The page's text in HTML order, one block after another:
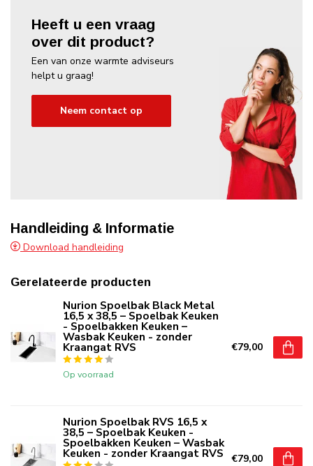
Heeft u een vraag
over dit product?
Een van onze warmte adviseurs
helpt u graag!
Neem contact op
Handleiding & Informatie
Download handleiding
Gerelateerde producten
Nurion Spoelbak Black Metal
16,5 x 38,5 – Spoelbak Keuken
- Spoelbakken Keuken –
Wasbak Keuken - zonder
Kraangat RVS
Op voorraad
€79,00
Nurion Spoelbak RVS 16,5 x
38,5 – Spoelbak Keuken -
Spoelbakken Keuken – Wasbak
Keuken - zonder Kraangat RVS €79,00